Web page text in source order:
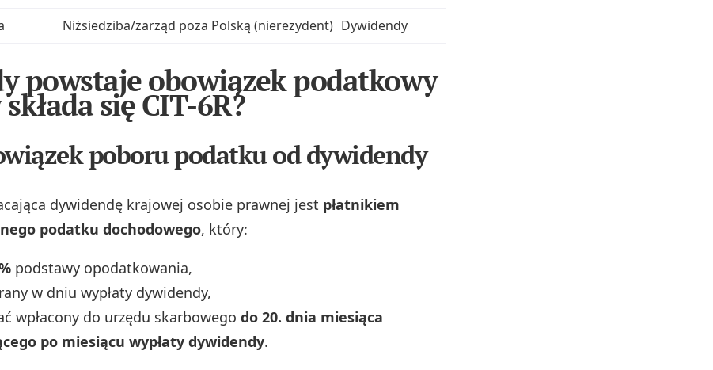
Niżsiedziba/zarząd poza Polską (nierezydent) Dywidendy
powstaje obowiązek podatkowy
się CIT-6R?
poboru podatku od dywidendy
dywidendę krajowej osobie prawnej jest płatnikiem
podatku dochodowego, który:
podstawy opodatkowania,
w dniu wypłaty dywidendy,
wpłacony do urzędu skarbowego do 20. dnia miesiąca
po miesiącu wypłaty dywidendy.